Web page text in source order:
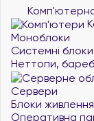
Моноблоки
Системні блоки
Неттопи,
Сервери
Блоки
Оперативна